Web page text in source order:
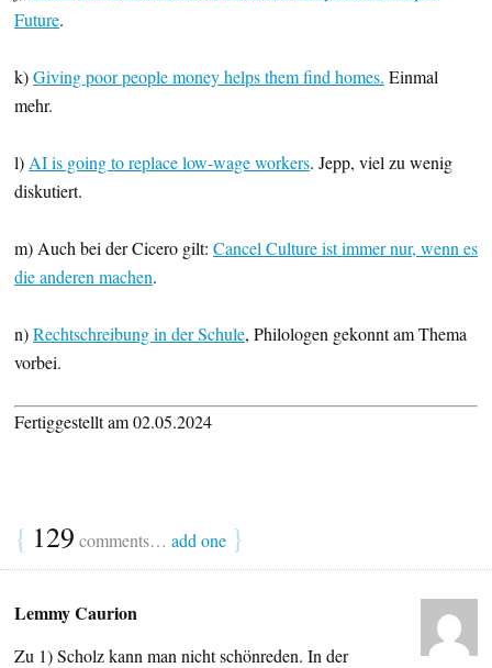
Future.
k)Giving poor people money helps them find homes. Einmal
mehr.
l) AI is going to replace low-wage workers. Jepp, viel zu wenig
diskutiert.
m) Auch bei der Cicero gilt: Cancel Culture ist immer nur, wenn es
die anderen machen.
n)Rechtschreibung in der Schule, Philologen gekonnt am Thema
vorbei.
Fertiggestellt am 02.05.2024
{ 129 comments… add one }
Lemmy Caurion
Zu 1) Scholz kann man nicht schönreden. In der